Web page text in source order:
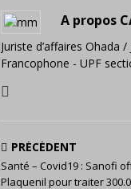
A propos
Juriste d’affaires Ohada
Francophone - UPF
PRÉCÉDENT
Santé – Covid19 : Sanofi
Plaquenil pour traiter